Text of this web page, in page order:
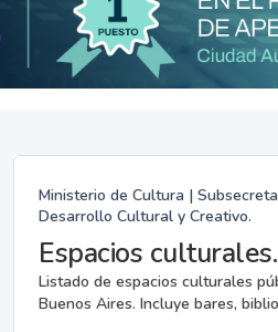
Ministerio de Cultura |
Desarrollo Cultural y Creativo.
Espacios culturales.
Listado de espacios culturales
Buenos Aires. Incluye bares,